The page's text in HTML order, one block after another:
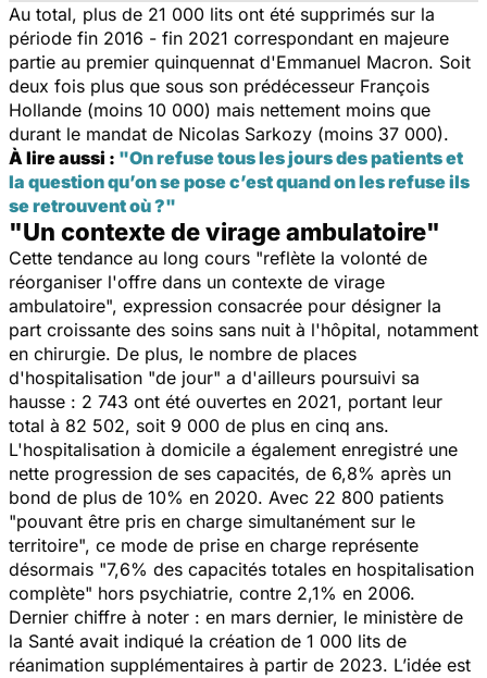
Au total, plus de 21 000 lits ont été supprimés sur la
période fin 2016 - fin 2021 correspondant en majeure
partie au premier quinquennat d'Emmanuel Macron. Soit
deux fois plus que sous son prédécesseur François
Hollande (moins 10 000) mais nettement moins que
durant le mandat de Nicolas Sarkozy (moins 37 000).
À lire aussi : "On refuse tous les jours des patients et
la question qu’on se pose c’est quand on les refuse ils
se retrouvent où ?"
"Un contexte de virage ambulatoire"
Cette tendance au long cours "reflète la volonté de
réorganiser l'offre dans un contexte de virage
ambulatoire", expression consacrée pour désigner la
part croissante des soins sans nuit à l'hôpital, notamment
en chirurgie. De plus, le nombre de places
d'hospitalisation "de jour" a d'ailleurs poursuivi sa
hausse : 2 743 ont été ouvertes en 2021, portant leur
total à 82 502, soit 9 000 de plus en cinq ans.
L'hospitalisation à domicile a également enregistré une
nette progression de ses capacités, de 6,8% après un
bond de plus de 10% en 2020. Avec 22 800 patients
"pouvant être pris en charge simultanément sur le
territoire", ce mode de prise en charge représente
désormais "7,6% des capacités totales en hospitalisation
complète" hors psychiatrie, contre 2,1% en 2006.
Dernier chiffre à noter : en mars dernier, le ministère de
la Santé avait indiqué la création de 1 000 lits de
réanimation supplémentaires à partir de 2023. L’idée est